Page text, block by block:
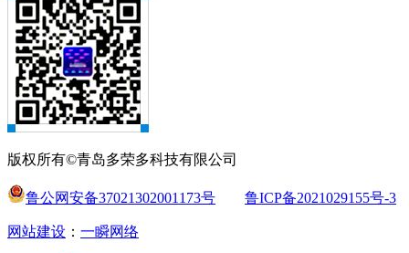
版权所有©青岛多荣多科技有限公司
鲁公网安备37021302001173号 鲁ICP备2021029155号-3
网站建设 ： 一瞬网络